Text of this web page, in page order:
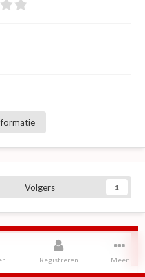
Volgers 1
Registreren Meer